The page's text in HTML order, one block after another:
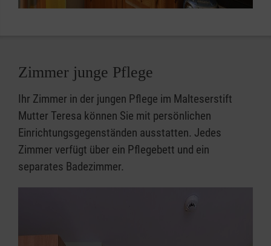
Zimmer junge Pflege
Ihr Zimmer in der jungen Pflege im Malteserstift
Mutter Teresa können Sie mit persönlichen
Einrichtungsgegenständen ausstatten. Jedes
Zimmer verfügt über ein Pflegebett und ein
separates Badezimmer.